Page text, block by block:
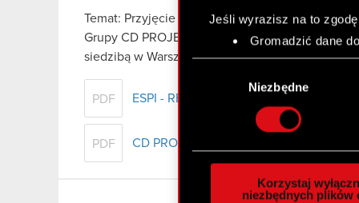
Jeśli wyrazisz na to
Gromadzić dane
Identyfikować
Dowiedz się więcej
szczegółów . W
Wykorzystujemy pliki
społecznościowym,
Niezbędne
Korzystaj
niezbędnych plików
Temat: Przyjęcie przez Zarząd Strategicznych
Grupy CD PROJEKT Podstawa prawna: Art. 17
siedzibą w Warszawie („Spółka”) przekazuje do…
PDF ESPI - RB 37/2022
PDF CD PROJEKT Strategy Update